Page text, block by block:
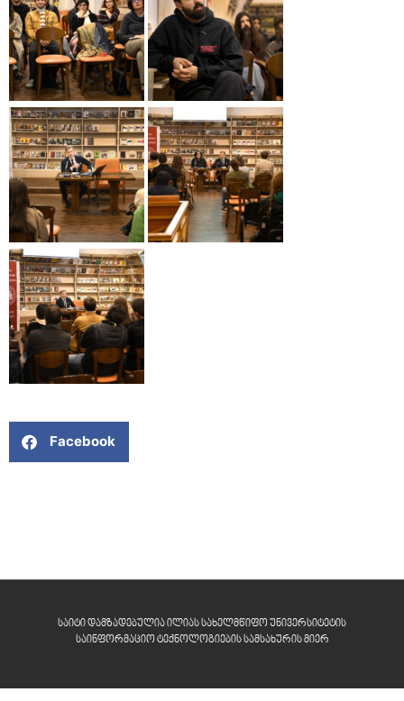
Facebook
საიტი დამზადებულია ილიას სახელმწიფო უნივერსიტეტის
საინფორმაციო ტექნოლოგიების სამსახურის მიერ